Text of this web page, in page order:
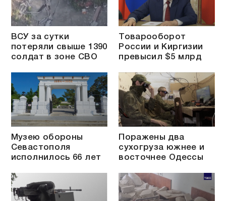
ВСУ за сутки
потеряли свыше 1390
солдат в зоне СВО
Товарооборот
России и Киргизии
превысил $5 млрд
Музею обороны
Севастополя
исполнилось 66 лет
Поражены два
сухогруза южнее и
восточнее Одессы